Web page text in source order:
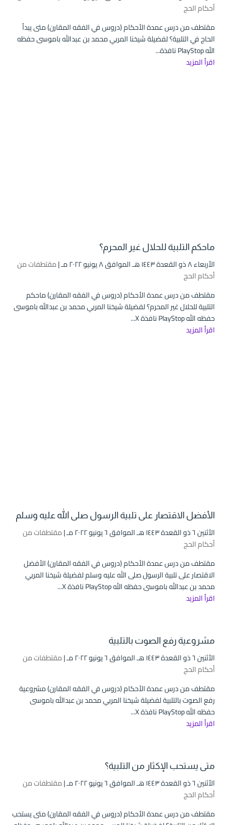
أحكام الحج
مقتطف من درس عمدة الأحكام (دروس في الفقه المقارن) متى يبدأ
الحاج في التلبية؟ لفضيلة شيخنا المربي محمد بن عبدالله باموسى حفظه
الله PlayStop نافذة...
اقرأ المزيد
ماحكم التلبية للحلال غير المحرم؟
الأربعاء ۸ ذو القعدة ۱٤٤۳ هـ الموافق ۸ يونيو ۲۰۲۲ مـ |
مقتطفات من
أحكام الحج
مقتطف من درس عمدة الأحكام (دروس في الفقه المقارن) ماحكم
التلبية للحلال غير المحرم؟ لفضيلة شيخنا المربي محمد بن عبدالله باموسى
حفظه الله PlayStop نافذة X...
اقرأ المزيد
الأفضل الاقتصار على تلبية الرسول صلى الله عليه وسلم
الأثنين ٦ ذو القعدة ۱٤٤۳ هـ الموافق ٦ يونيو ۲۰۲۲ مـ |
مقتطفات من
أحكام الحج
مقتطف من درس عمدة الأحكام (دروس في الفقه المقارن) الأفضل
الاقتصار على تلبية الرسول صلى الله عليه وسلم لفضيلة شيخنا المربي
محمد بن عبدالله باموسى حفظه الله PlayStop نافذة X...
اقرأ المزيد
مشروعية رفع الصوت بالتلبية
الأثنين ٦ ذو القعدة ۱٤٤۳ هـ الموافق ٦ يونيو ۲۰۲۲ مـ |
مقتطفات من
أحكام الحج
مقتطف من درس عمدة الأحكام (دروس في الفقه المقارن) مشروعية
رفع الصوت بالتلبية لفضيلة شيخنا المربي محمد بن عبدالله باموسى
حفظه الله PlayStop نافذة X...
اقرأ المزيد
متى يستحب الإكثار من التلبية؟
الأثنين ٦ ذو القعدة ۱٤٤۳ هـ الموافق ٦ يونيو ۲۰۲۲ مـ |
مقتطفات من
أحكام الحج
مقتطف من درس عمدة الأحكام (دروس في الفقه المقارن) متى يستحب